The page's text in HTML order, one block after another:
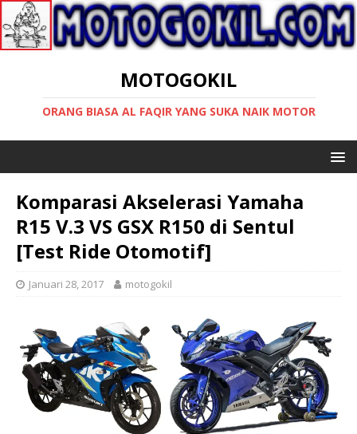
MOTOGOKIL
ORANG BIASA AL FAQIR YANG SUKA NAIK MOTOR
Komparasi Akselerasi Yamaha
R15 V.3 VS GSX R150 di Sentul
[Test Ride Otomotif]
Januari 28, 2017 motogokil